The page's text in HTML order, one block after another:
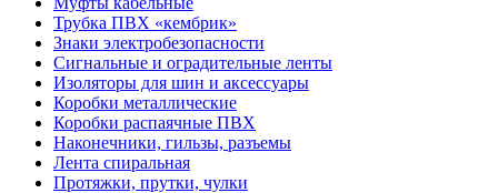
Трубка ПВХ «кембрик»
Знаки электробезопасности
Сигнальные и оградительные ленты
Изоляторы для шин и аксессуары
Коробки металлические
Коробки распаячные ПВХ
Наконечники, гильзы, разъемы
Лента спиральная
Протяжки, прутки, чулки